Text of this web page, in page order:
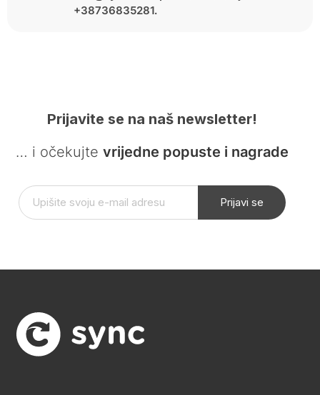
+38736835281.
Prijavite se na naš newsletter!
… i očekujte vrijedne popuste i nagrade
Prijavi se